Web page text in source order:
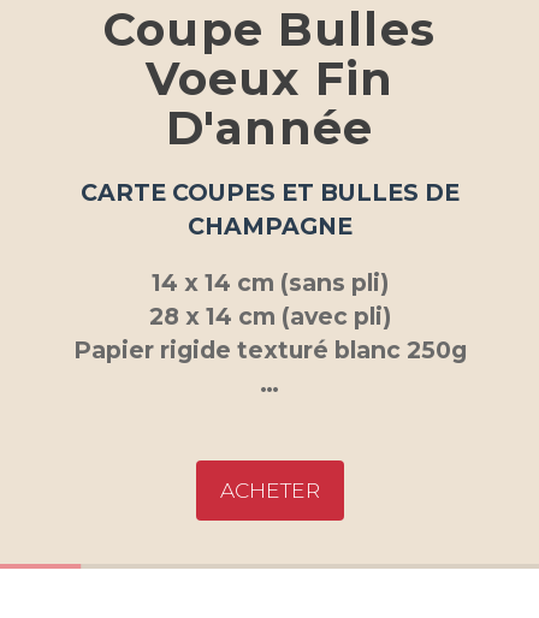
Coupe Bulles
Voeux Fin
D'année
CARTE COUPES ET BULLES DE
CHAMPAGNE
14 x 14 cm (sans pli)
28 x 14 cm (avec pli)
Papier rigide texturé blanc 250g
…
ACHETER